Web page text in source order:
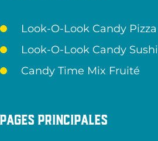
Look-O-Look Candy Pizza
Look-O-Look Candy Sushi
Candy Time Mix Fruité
Pages principales